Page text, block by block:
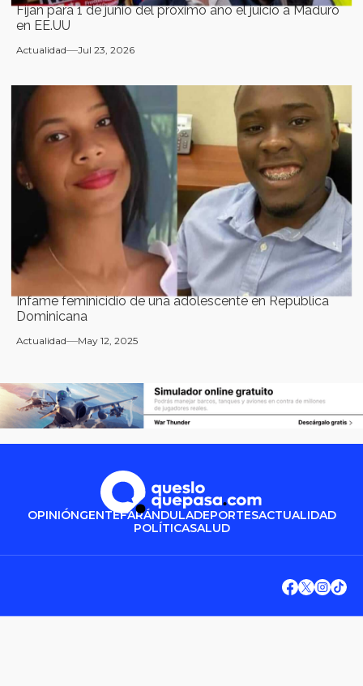
Fijan para 1 de junio del próximo año el juicio a Maduro
en EE.UU
Actualidad Jul 23, 2026
Infame feminicidio de una adolescente en República
Dominicana
Actualidad May 12, 2025
OPINIÓNGENTEFARÁNDULADEPORTESACTUALIDAD
POLÍTICASALUD